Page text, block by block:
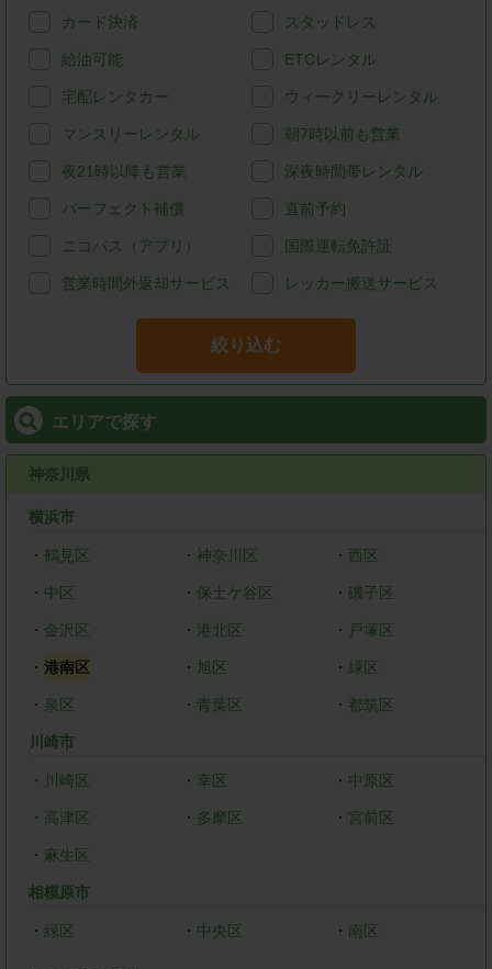
カード決済 スタッドレス
給油可能 ETCレンタル
宅配レンタカー ウィークリーレンタル
マンスリーレンタル 朝7時以前も営業
夜21時以降も営業 深夜時間帯レンタル
パーフェクト補償 直前予約
ニコパス（アプリ） 国際運転免許証
営業時間外返却サービス レッカー搬送サービス
絞り込む
エリアで探す
神奈川県
横浜市
・ 鶴見区 ・ 神奈川区 ・ 西区
・ 中区 ・ 保土ケ谷区 ・磯子区
・ 金沢区 ・ 港北区 ・ 戸塚区
・ 港南区 ・ 旭区 ・ 緑区
・ 泉区 ・ 青葉区 ・ 都筑区
川崎市
・ 川崎区 ・ 幸区 ・ 中原区
・ 高津区 ・ 多摩区 ・ 宮前区
・ 麻生区
相模原市
・ 緑区 ・ 中央区 ・ 南区